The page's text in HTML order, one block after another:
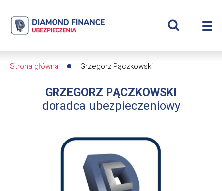
Grzegorz
Diamond
Finance
Wyświetl
nawigacyjna
Strona główna Grzegorz Pączkowski
GRZEGORZ PĄCZKOWSKI
doradca ubezpieczeniowy